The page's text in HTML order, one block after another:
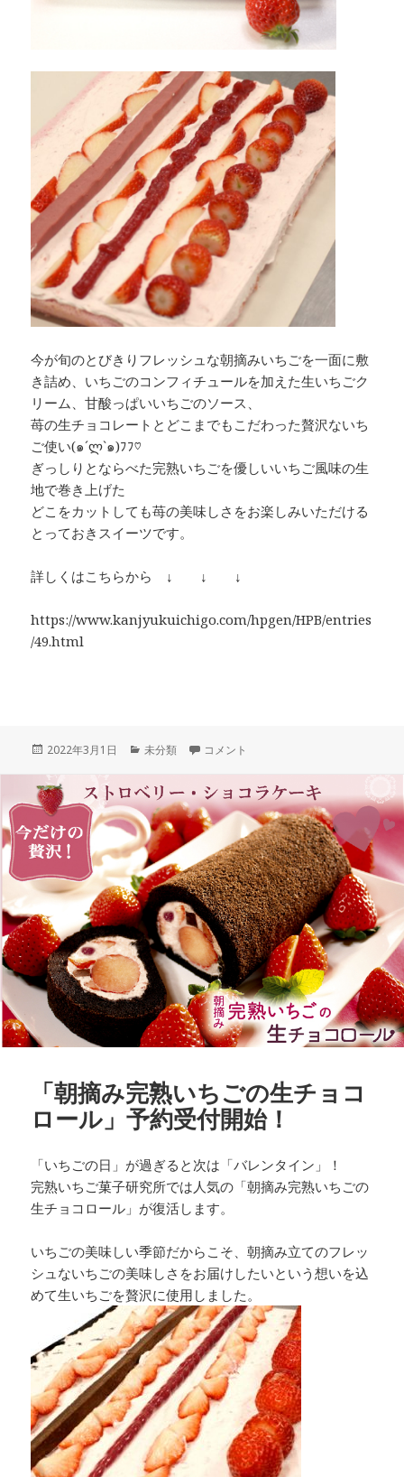
今が旬のとびきりフレッシュな朝摘みいちごを一面に敷
き詰め、いちごのコンフィチュールを加えた生いちごク
リーム、甘酸っぱいいちごのソース、
苺の生チョコレートとどこまでもこだわった贅沢ないち
ご使い(๑´ლ`๑)ﾌﾌ♡
ぎっしりとならべた完熟いちごを優しいいちご風味の生
地で巻き上げた
どこをカットしても苺の美味しさをお楽しみいただける
とっておきスイーツです。
詳しくはこちらから ↓ ↓ ↓
https://www.kanjyukuichigo.com/hpgen/HPB/entries
/49.html
投
日:
2022年3月1日
カ
リ
ー
未分類 【ホワイトデーにぴったり！】朝摘み完
コメント
「朝摘み完熟いちごの生チョコ
ロール」予約受付開始！
「いちごの日」が過ぎると次は「バレンタイン」！
完熟いちご菓子研究所では人気の「朝摘み完熟いちごの
生チョコロール」が復活します。
いちごの美味しい季節だからこそ、朝摘み立てのフレッ
シュないちごの美味しさをお届けしたいという想いを込
めて生いちごを贅沢に使用しました。